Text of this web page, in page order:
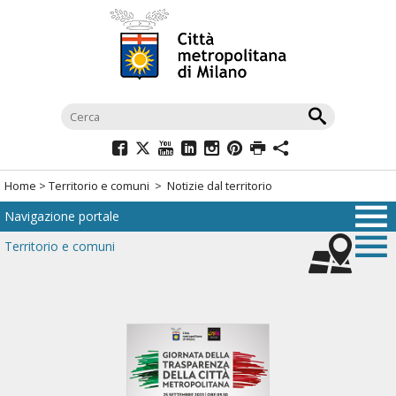
navigazione
menù
di
navigazione
Home > Territorio e comuni > Notizie dal territorio
Navigazione portale
Territorio e comuni